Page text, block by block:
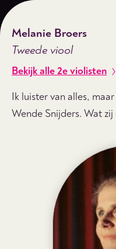
Melanie Broers
Tweede viool
Bekijk alle 2e violisten
Ik luister van alles,
Wende Snijders. Wat